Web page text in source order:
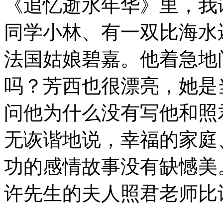
《追忆逝水年华》里，
同学小林、有一双比海
法国姑娘碧嘉。他着急
吗？芳西也很漂亮，她
问他为什么没有写他和
无诙谐地说，幸福的家
功的感情故事没有缺憾美
许先生的夫人照君老师